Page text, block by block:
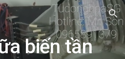
Skip to navigation
biến tần